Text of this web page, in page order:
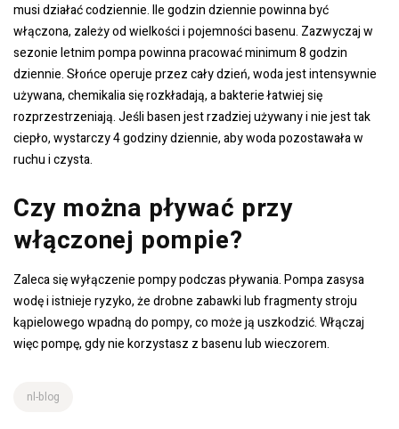
musi działać codziennie. Ile godzin dziennie powinna być
włączona, zależy od wielkości i pojemności basenu. Zazwyczaj w
sezonie letnim pompa powinna pracować minimum 8 godzin
dziennie. Słońce operuje przez cały dzień, woda jest intensywnie
używana, chemikalia się rozkładają, a bakterie łatwiej się
rozprzestrzeniają. Jeśli basen jest rzadziej używany i nie jest tak
ciepło, wystarczy 4 godziny dziennie, aby woda pozostawała w
ruchu i czysta.
Czy można pływać przy
włączonej pompie?
Zaleca się wyłączenie pompy podczas pływania. Pompa zasysa
wodę i istnieje ryzyko, że drobne zabawki lub fragmenty stroju
kąpielowego wpadną do pompy, co może ją uszkodzić. Włączaj
więc pompę, gdy nie korzystasz z basenu lub wieczorem.
nl-blog